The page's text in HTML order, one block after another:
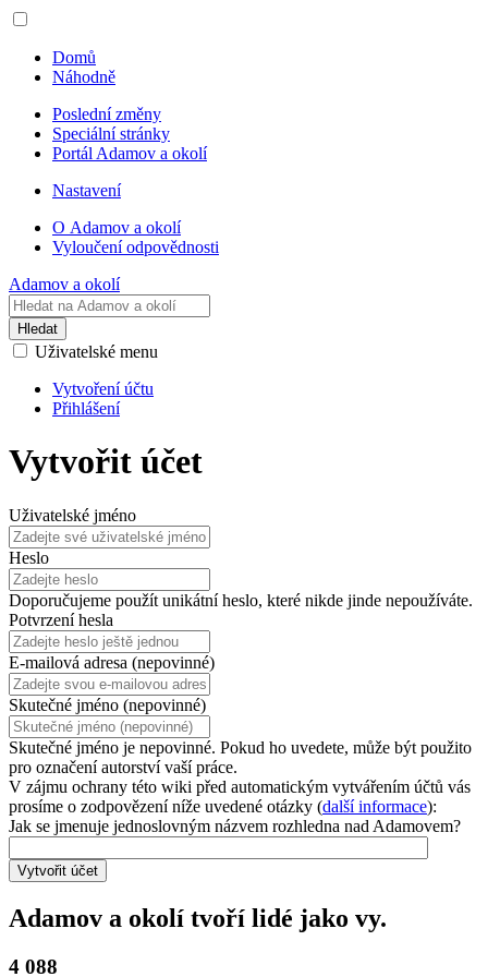
Domů
Náhodně
Poslední změny
Speciální stránky
Portál Adamov a okolí
Nastavení
O Adamov a okolí
Vyloučení odpovědnosti
Adamov a okolí
Hledat
Uživatelské menu
Vytvoření účtu
Přihlášení
Vytvořit účet
Uživatelské jméno
Heslo
Doporučujeme použít unikátní heslo, které nikde jinde nepoužíváte.
Potvrzení hesla
E-mailová adresa (nepovinné)
Skutečné jméno (nepovinné)
Skutečné jméno je nepovinné. Pokud ho uvedete, může být použito
pro označení autorství vaší práce.
V zájmu ochrany této wiki před automatickým vytvářením účtů vás
prosíme o zodpovězení níže uvedené otázky (další informace):
Jak se jmenuje jednoslovným názvem rozhledna nad Adamovem?
Vytvořit účet
Adamov a okolí tvoří lidé jako vy.
4 088